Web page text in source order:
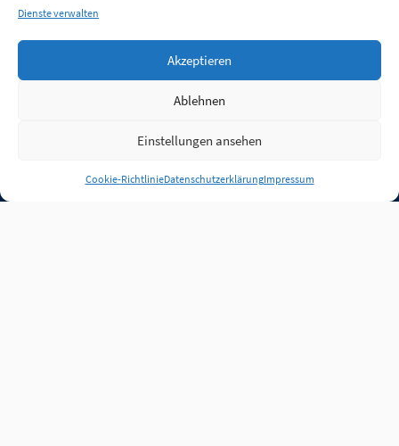
Dienste verwalten
Akzeptieren
Ablehnen
Einstellungen ansehen
Cookie-RichtlinieDatenschutzerklärungImpressum
Anmelden
Jobs Partner FAQ Quellen